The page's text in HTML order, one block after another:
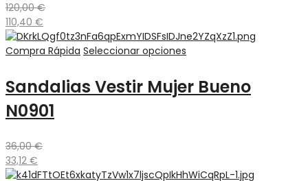
120,00€
110,40 €
Compra Rápida Seleccionar opciones
Sandalias Vestir Mujer Bueno
N0901
36,00€
33,12 €